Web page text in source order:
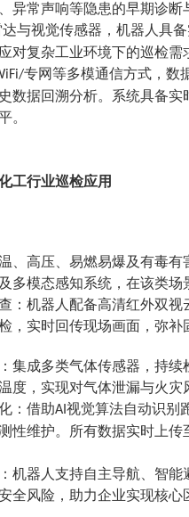
异常声响等隐患的早期诊断
与视觉传感器，机器人具
对复杂工业环境下的巡检需
专网等多模通信方式，数
数据回溯分析。系统具备
。
工行业巡检应用
、高压、易燃易爆及有毒
多模态感知系统，在该类场
：机器人配备高清红外双
，实时回传现场画面，弥补
集成多类气体传感器，持
度，实现对气体泄漏与火灾
：借助AI 视觉算法自动识别
性维护。所有数据实时上
机器人支持自主导航、智
全风险，助力企业实现核心